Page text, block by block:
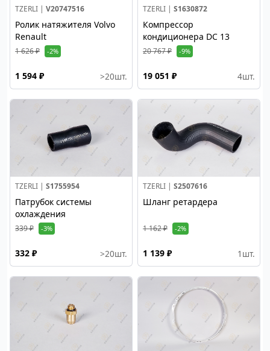
TZERLI | V20747516
Ролик натяжителя Volvo
Renault
1 626 ₽ -2%
1 594 ₽ >20шт.
TZERLI | S1630872
Компрессор
кондиционера DC 13
20 767 ₽ -9%
19 051 ₽ 4шт.
TZERLI | S1755954
Патрубок системы
охлаждения
339 ₽ -3%
332 ₽ >20шт.
TZERLI | S2507616
Шланг ретардера
1 162 ₽ -2%
1 139 ₽ 1 шт.